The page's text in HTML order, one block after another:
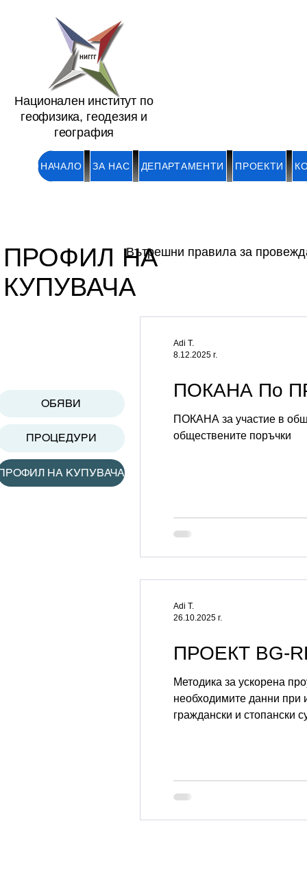
Национален институт по
геофизика, геодезия и
география
НАЧАЛО ЗА НАС ДЕПАРТАМЕНТИ ПРОЕКТИ
ПРОФИЛ НА
КУПУВАЧА
ОБЯВИ
ПРОЦЕДУРИ
НА КУПУВАЧА
Вътрешни правила за
ПОКАНА По
ПОКАНА за участие в
обществените поръчки
Adi T.
8.12.2025 г.
ПРОЕКТ BG-
Методика за ускорена
необходимите данни при
граждански и стопански
Adi T.
26.10.2025 г.